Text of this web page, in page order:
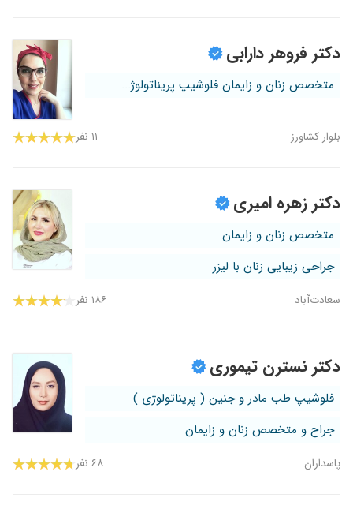
دکتر فروهر دارابی
متخصص زنان و زایمان فلوشیپ پریناتولوژ...
بلوار کشاورز ۱۱ نفر
دکتر زهره امیری
متخصص زنان و زایمان
جراحی زیبایی زنان با لیزر
سعادت‌آباد ۱۸۶ نفر
دکتر نسترن تیموری
فلوشیپ طب مادر و جنین ( پریناتولوژی )
جراح و متخصص زنان و زایمان
پاسداران ۶۸ نفر